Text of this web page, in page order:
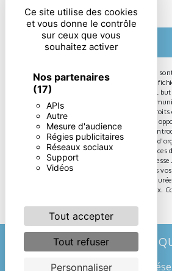
Ce site utilise des cookies
et vous donne le contrôle
sur ceux que vous
souhaitez activer
Nos partenaires
(17)
APIs
Autre
Mesure d'audience
Régies publicitaires
Réseaux sociaux
Support
Vidéos
Tout accepter
Tout refuser
Personnaliser
particulières ci-dessous **
ENVOYER
** Les données personnelles communiquées
vous contacter et sont enregistrées dans un
destinées à et ses sous-traitants dans le seul
message. Les données collectées seront
destinataires suivants: . Vous disposez de
d’effacement, de portabilité, de limitation,
consentement à tout moment et du droit
auprès d’une autorité de contrôle, ainsi que
données post-mortem. Vous pouvez exercer
l'adresse ou par courrier électronique à
pourra vous être demandé. Nous conservons
période de prise de contact puis pendant la
fins probatoires et de gestion des contentieux.
RECHERCHES
Vistalid- 2026 - Tous droits